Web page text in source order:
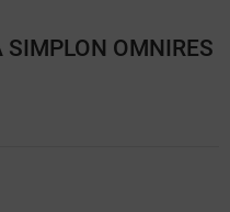
SIMPLON OMNIRES